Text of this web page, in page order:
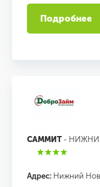
Подробнее
САММИТ -
Адрес: Нижний